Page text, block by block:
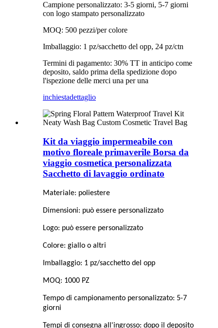
Campione personalizzato: 3-5 giorni, 5-7 giorni
con logo stampato personalizzato
MOQ: 500 pezzi/per colore
Imballaggio: 1 pz/sacchetto del opp, 24 pz/ctn
Termini di pagamento: 30% TT in anticipo come
deposito, saldo prima della spedizione dopo
l'ispezione delle merci una per una
inchiestadettaglio
Kit da viaggio impermeabile con
motivo floreale primaverile Borsa da
viaggio cosmetica personalizzata
Sacchetto di lavaggio ordinato
Materiale: poliestere
Dimensioni: può essere personalizzato
Logo: può essere personalizzato
Colore: giallo o altri
Imballaggio: 1 pz/sacchetto del opp
MOQ: 1000 PZ
Tempo di campionamento personalizzato: 5-7
giorni
Tempi di consegna all'ingrosso: dopo il deposito